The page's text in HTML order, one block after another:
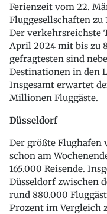
Ferienzeit vom 22.
Fluggesellschaften zu
Der verkehrsreichste
April 2024 mit bis zu
gefragtesten sind
Destinationen in den
Insgesamt erwartet
Millionen Fluggäste.
Düsseldorf
Der größte
schon am
165.000 Reisende.
Düsseldorf zwischen
rund 880.000
Prozent im Vergleich